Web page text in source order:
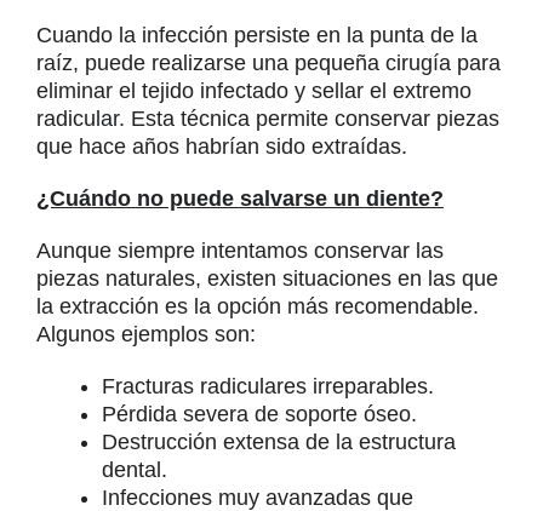
Cuando la infección persiste en la punta de la
raíz, puede realizarse una pequeña cirugía para
eliminar el tejido infectado y sellar el extremo
radicular. Esta técnica permite conservar piezas
que hace años habrían sido extraídas.
¿Cuándo no puede salvarse un diente?
Aunque siempre intentamos conservar las
piezas naturales, existen situaciones en las que
la extracción es la opción más recomendable.
Algunos ejemplos son:
Fracturas radiculares irreparables.
Pérdida severa de soporte óseo.
Destrucción extensa de la estructura
dental.
Infecciones muy avanzadas que